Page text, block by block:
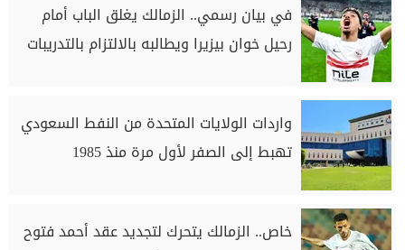
في بيان رسمي.. الزمالك يغلق الباب أمام
رحيل خوان بيزيرا ويطالبه بالالتزام بالتدريبات
واردات الولايات المتحدة من النفط السعودي
تهبط إلى الصفر لأول مرة منذ 1985
خاص.. الزمالك يتحرك لتجديد عقد أحمد فتوح